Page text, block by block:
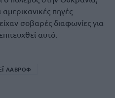
πηγές
σοβαρές διαφωνίες για
αυτό.
ΛΑΒΡΟΦ